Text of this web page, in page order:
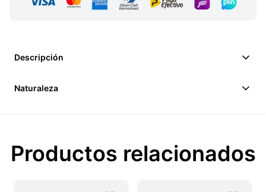
Descripción
Naturaleza
Productos relacionados